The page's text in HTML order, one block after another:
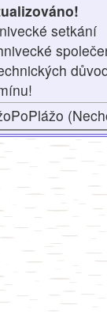
setkání